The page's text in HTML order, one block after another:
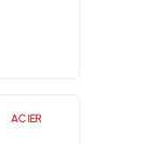
ACIER